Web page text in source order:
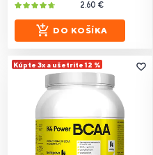
2.60 €
DO KOŠÍKA
Kúpte 3x a ušetrite 12 %